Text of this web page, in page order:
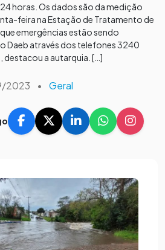
horas. Os dados são da medição
feira na Estação de Tratamento de
emergências estão sendo
Daeb através dos telefones 3240
a autarquia. […]
2023 • Geral